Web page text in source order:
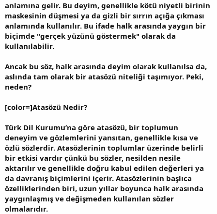
anlamına gelir. Bu deyim, genellikle kötü niyetli birinin
maskesinin düşmesi ya da gizli bir sırrın açığa çıkması
anlamında kullanılır. Bu ifade halk arasında yaygın bir
biçimde "gerçek yüzünü göstermek" olarak da
kullanılabilir.
Ancak bu söz, halk arasında deyim olarak kullanılsa da,
aslında tam olarak bir atasözü niteliği taşımıyor. Peki,
neden?
[color=]Atasözü Nedir?
Türk Dil Kurumu’na göre atasözü, bir toplumun
deneyim ve gözlemlerini yansıtan, genellikle kısa ve
özlü sözlerdir. Atasözlerinin toplumlar üzerinde belirli
bir etkisi vardır çünkü bu sözler, nesilden nesile
aktarılır ve genellikle doğru kabul edilen değerleri ya
da davranış biçimlerini içerir. Atasözlerinin başlıca
özelliklerinden biri, uzun yıllar boyunca halk arasında
yaygınlaşmış ve değişmeden kullanılan sözler
olmalarıdır.